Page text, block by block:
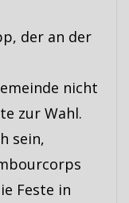
der an der
nicht
zur Wahl.
sein,
Feste in